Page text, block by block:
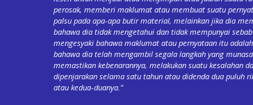
perosak, memberi maklumat atau membuat suatu
palsu pada apa-apa butir material, melainkan jika dia
bahawa dia tidak mengetahui dan tidak mempunyai
mengesyaki bahawa maklumat atau pernyataan itu
bahawa dia telah mengambil segala langkah yang
memastikan kebenarannya, melakukan suatu kesalahan
dipenjarakan selama satu tahun atau didenda dua puluh
atau kedua-duanya."